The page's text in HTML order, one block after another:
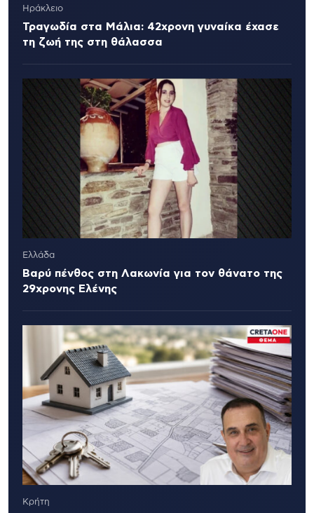
Ηράκλειο
Τραγωδία στα Μάλια: 42χρονη γυναίκα έχασε
τη ζωή της στη θάλασσα
Ελλάδα
Βαρύ πένθος στη Λακωνία για τον θάνατο της
29χρονης Ελένης
Κρήτη